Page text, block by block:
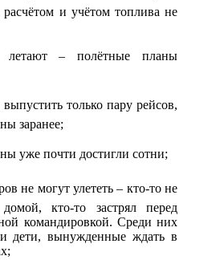
расчётом и учётом топлива не
– полётные планы
только пару рейсов,
заранее;
уже почти достигли сотни;
не могут улететь – кто-то не
кто-то застрял перед
командировкой. Среди них
дети, вынужденные ждать в